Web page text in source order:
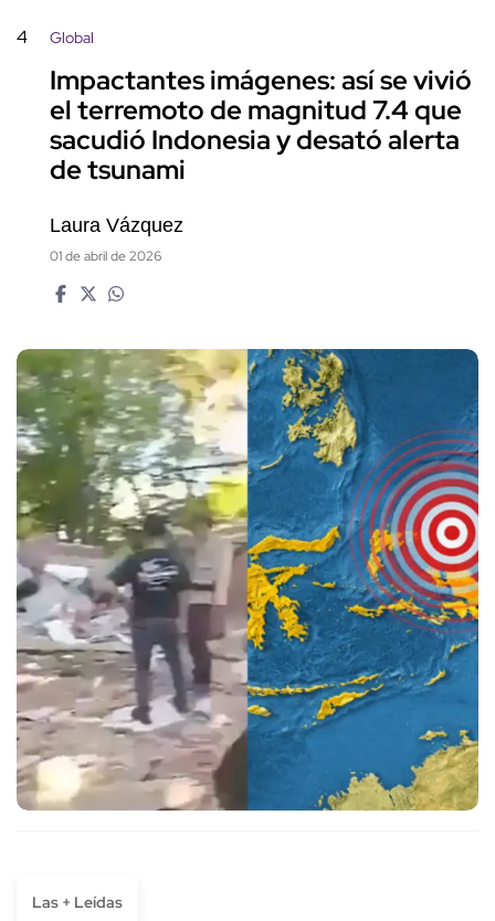
4 Global
Impactantes imágenes: así se vivió
el terremoto de magnitud 7.4 que
sacudió Indonesia y desató alerta
de tsunami
Laura Vázquez
01 de abril de 2026
Las + Leídas